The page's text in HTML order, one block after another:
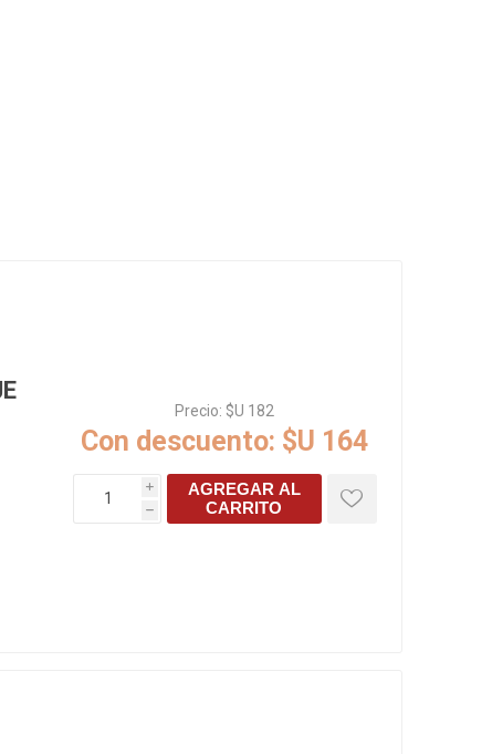
baño/cocina
Cerámica y porcelanato
Precio: $U 182
Con descuento: $U 164
i
h
AGREGAR AL
CARRITO